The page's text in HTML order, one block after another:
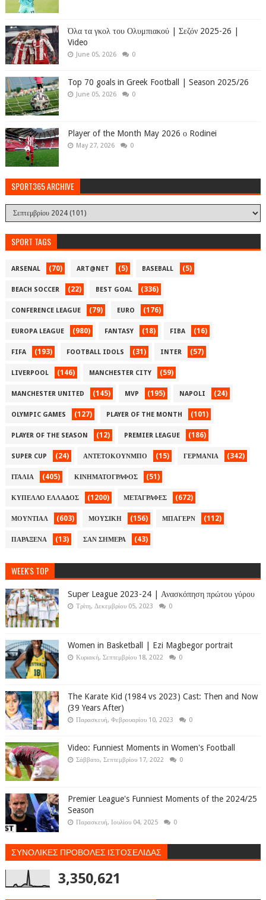
Όλα τα γκολ του Ολυμπιακού | Σεζόν 2025-26 |
Video
June 05, 2026 0
Top 70 goals in Greek Football | Season 2025/26
June 05, 2026 0
Player of the Month May 2026 ο Rodinei
May 27, 2026 0
SPORT365 ARCHIVE
SPORT TAGS
ARSENAL (70) ART@NET (5) BASEBALL (5)
BEACH SOCCER (22) BEST GOAL (336)
CONFERENCE LEAGUE (79) EURO (176)
EUROPA LEAGUE (980) FANTASY (18) FIBA (16)
FIFA (193) FOOTBALL IDOLS (31) INTER (57)
LIVERPOOL (146) MANCHESTER CITY (59)
MANCHESTER UNITED (145) MVP (195) NAPOLI (24)
OLYMPIC GAMES (127) PLAYER OF THE MONTH (101)
PLAYER OF THE SEASON (12) PREMIER LEAGUE (186)
SUPER CUP (24) ΑΝΤΕΤΟΚΟΥΝΜΠΟ (15) ΓΕΡΜΑΝΙΑ (342)
ΙΤΑΛΙΑ (405) ΚΙΝΗΜΑΤΟΓΡΑΦΟΣ (51)
ΚΥΠΕΛΛΟ ΕΛΛΑΔΟΣ (1200) ΜΕΤΑΓΡΑΦΕΣ (672)
ΜΟΥΝΤΙΑΛ (603) ΜΟΥΣΙΚΗ (156) ΜΠΑΓΕΡΝ (112)
ΠΑΡΑΞΕΝΑ (13) ΣΑΝ ΣΗΜΕΡΑ (43)
WEEK'S TOP
Super League 2023-24 | Ανασκόπηση πρώτου γύρου
Τρίτη, Δεκεμβρίου 05, 2023 0
Women in Basketball | Ezi Magbegor portrait
Κυριακή, Σεπτεμβρίου 18, 2022 0
The Karate Kid (1984 vs 2023) Cast: Then and Now
(39 Years After)
Παρασκευή, Φεβρουαρίου 10, 2023 0
Video: Funniest Moments in Women's Football
Σάββατο, Σεπτεμβρίου 17, 2022 0
Premier League's Funniest Moments of the 2024/25
Season
Παρασκευή, Ιουλίου 04, 2025 0
ΣΥΝΟΛΙΚΕΣ ΠΡΟΒΟΛΕΣ ΙΣΤΟΣΕΛΙΔΑΣ
3,350,621